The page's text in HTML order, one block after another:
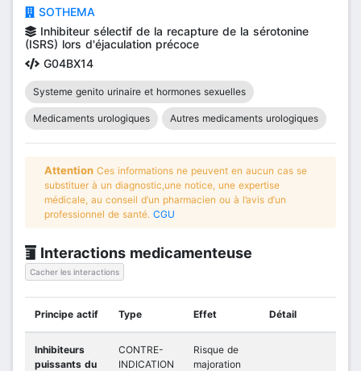
SOTHEMA
Inhibiteur sélectif de la recapture de la sérotonine
(ISRS) lors d'éjaculation précoce
G04BX14
Systeme genito urinaire et hormones sexuelles
Medicaments urologiques Autres medicaments urologiques
Attention Ces informations ne peuvent en aucun cas se
substituer à un diagnostic,une notice, une expertise
médicale, au conseil d’un pharmacien ou à l’avis d’un
professionnel de santé. CGU
Interactions medicamenteuse
Cacher les interactions
Principe actif Type Effet Détail
Inhibiteurs
puissants du
CONTRE-
INDICATION
Risque de
majoration